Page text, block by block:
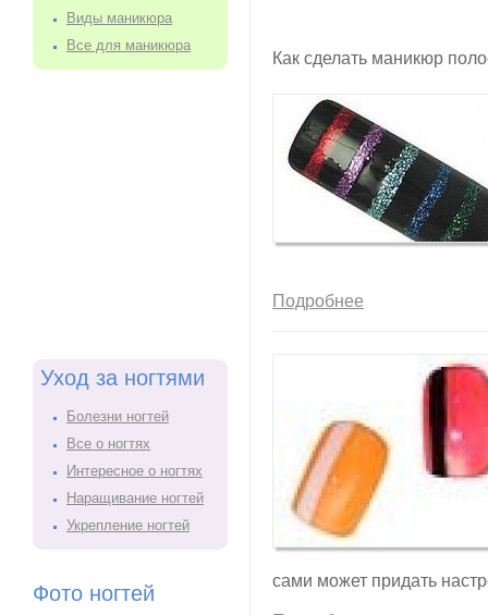
Виды маникюра
Все для маникюра
Уход за ногтями
Болезни ногтей
Все о ногтях
Интересное о ногтях
Наращивание ногтей
Укрепление ногтей
Фото ногтей
Как сделать маникюр
Подробнее
сами может придать